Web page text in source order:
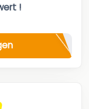
!